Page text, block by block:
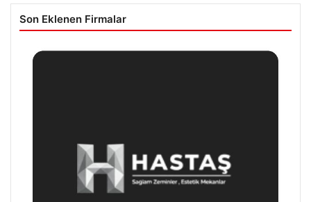
Son Eklenen Firmalar